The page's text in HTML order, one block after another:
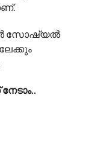
സോഷ്യല്‍